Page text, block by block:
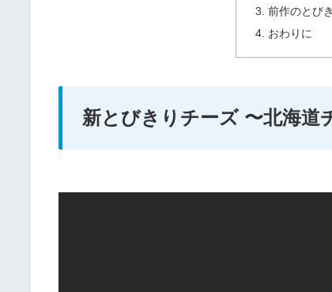
前作のとび
おわりに
新とびきりチーズ 〜北海道